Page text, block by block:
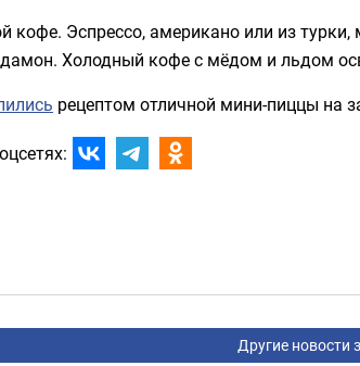
кофе. Эспрессо, американо или из
Холодный кофе с мёдом и льдом
рецептом отличной мини-пиццы на
Другие новости